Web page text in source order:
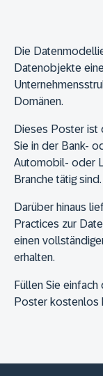
Die
Datenobjekte
Domänen.
Dieses Poster ist
Sie in der Bank-
Automobil- oder
Branche tätig sind.
Darüber hinaus
Practices zur
einen
erhalten.
Füllen Sie
Poster kostenlos